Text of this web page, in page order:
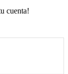
cuenta!